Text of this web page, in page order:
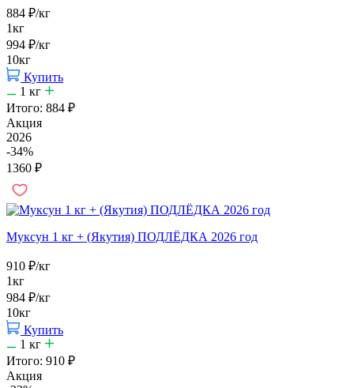
884 ₽/кг
1кг
994 ₽/кг
10кг
Купить
1 кг
Итого: 884 ₽
Акция
2026
-34%
1360 ₽
Муксун 1 кг + (Якутия) ПОДЛЁДКА 2026 год
910 ₽/кг
1кг
984 ₽/кг
10кг
Купить
1 кг
Итого: 910 ₽
Акция